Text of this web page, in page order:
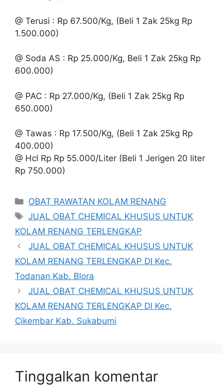
@ Terusi : Rp 67.500/Kg, (Beli 1 Zak 25kg Rp
1.500.000)
@ Soda AS : Rp 25.000/Kg, Beli 1 Zak 25kg Rp
600.000)
@ PAC : Rp 27.000/Kg, (Beli 1 Zak 25kg Rp
650.000)
@ Tawas : Rp 17.500/Kg, (Beli 1 Zak 25kg Rp
400.000)
@ Hcl Rp Rp 55.000/Liter (Beli 1 Jerigen 20 liter
Rp 750.000)
Kategori
OBAT RAWATAN KOLAM RENANG
Tag
JUAL OBAT CHEMICAL KHUSUS UNTUK
KOLAM RENANG TERLENGKAP
JUAL OBAT CHEMICAL KHUSUS UNTUK
KOLAM RENANG TERLENGKAP DI Kec.
Todanan Kab. Blora
JUAL OBAT CHEMICAL KHUSUS UNTUK
KOLAM RENANG TERLENGKAP DI Kec.
Cikembar Kab. Sukabumi
Tinggalkan komentar